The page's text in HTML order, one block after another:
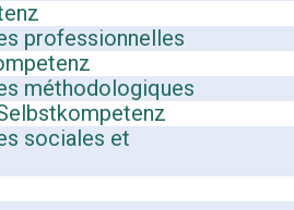
professionnelles
méthodologiques
sociales et